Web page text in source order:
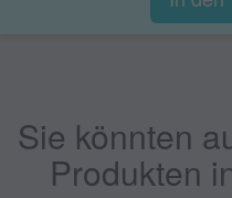
Sie könnten
Produkten